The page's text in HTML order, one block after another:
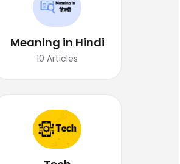
Meaning in Hindi
10 Articles